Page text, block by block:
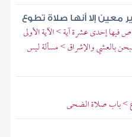
معين إلا أنها صلاة تطوع
فيها إحدى عشرة آية > الآية الأولى
بالعشي والإشراق > مسألة ليس
> باب صلاة الضحى